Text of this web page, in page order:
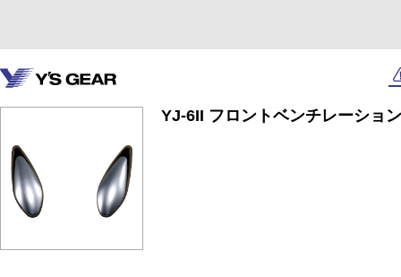
YJ-6II フロントベンチレーション